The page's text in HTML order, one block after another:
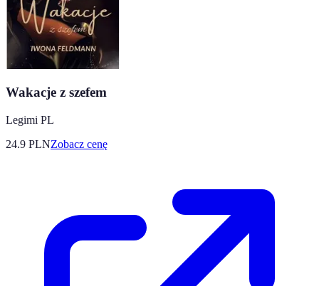
Wakacje z szefem
Legimi PL
24.9 PLNZobacz cenę